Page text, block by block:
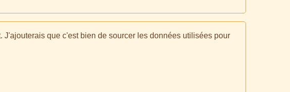
que c'est bien de sourcer les données utilisées pour